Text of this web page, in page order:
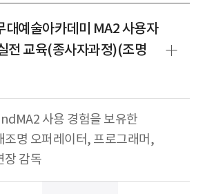
대예술아카데미 MA2 사용자
전 교육(종사자과정)(조명
사용 경험을 보유한
조명 오퍼레이터, 프로그래머,
장 감독